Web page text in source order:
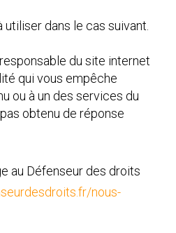
dans le cas suivant.
du site internet
qui vous empêche
ou à un des services du
obtenu de réponse
au Défenseur des droits
nous-